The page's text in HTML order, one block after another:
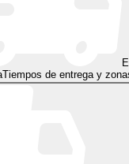
Tiempos de entrega y